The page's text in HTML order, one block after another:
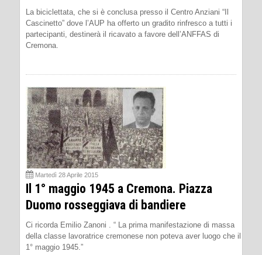
La biciclettata, che si è conclusa presso il Centro Anziani “Il
Cascinetto” dove l’AUP ha offerto un gradito rinfresco a tutti i
partecipanti, destinerà il ricavato a favore dell’ANFFAS di
Cremona.
Martedì 28 Aprile 2015
Il 1° maggio 1945 a Cremona. Piazza
Duomo rosseggiava di bandiere
Ci ricorda Emilio Zanoni . “ La prima manifestazione di massa
della classe lavoratrice cremonese non poteva aver luogo che il
1° maggio 1945.”